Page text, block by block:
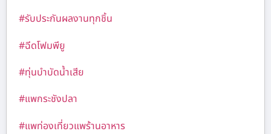
#รับประกันผลงานทุกชิ้น
#ฉีดโฟมพียู
#ทุ่นบำบัดน้ำเสีย
#แพกระชังปลา
#แพท่องเที่ยวแพร้านอาหาร